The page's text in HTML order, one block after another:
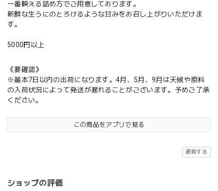
一番映える詰め方でご用意しております。
新鮮な生うにのとろけるような甘みをお召し上がりいただけま
す。
5000円以上
《要確認》
※基本7日以内の出荷になります。4月、5月、9月は天候や原料
の入荷状況によって発送が遅れることがございます。予めご了承
ください。
この商品をアプリで見る
通報する
ショップの評価